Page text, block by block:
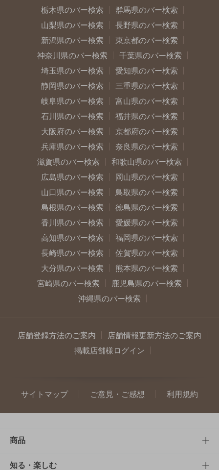
栃木県のバー検索
群馬県のバー検索
山梨県のバー検索
長野県のバー検索
新潟県のバー検索
東京都のバー検索
神奈川県のバー検索
千葉県のバー検索
埼玉県のバー検索
愛知県のバー検索
静岡県のバー検索
三重県のバー検索
岐阜県のバー検索
富山県のバー検索
石川県のバー検索
福井県のバー検索
大阪府のバー検索
京都府のバー検索
兵庫県のバー検索
奈良県のバー検索
滋賀県のバー検索
和歌山県のバー検索
広島県のバー検索
岡山県のバー検索
山口県のバー検索
鳥取県のバー検索
島根県のバー検索
徳島県のバー検索
香川県のバー検索
愛媛県のバー検索
高知県のバー検索
福岡県のバー検索
長崎県のバー検索
佐賀県のバー検索
大分県のバー検索
熊本県のバー検索
宮崎県のバー検索
鹿児島県のバー検索
沖縄県のバー検索
店舗登録方法のご案内
店舗情報更新方法のご案内
掲載店舗様ログイン
サイトマップ ご意見・ご感想 利用規約
商品
商品TOP
知る・楽しむ